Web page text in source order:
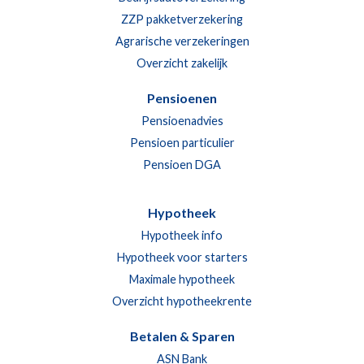
ZZP pakketverzekering
Agrarische verzekeringen
Overzicht zakelijk
Pensioenen
Pensioenadvies
Pensioen particulier
Pensioen DGA
Hypotheek
Hypotheek info
Hypotheek voor starters
Maximale hypotheek
Overzicht hypotheekrente
Betalen & Sparen
ASN Bank